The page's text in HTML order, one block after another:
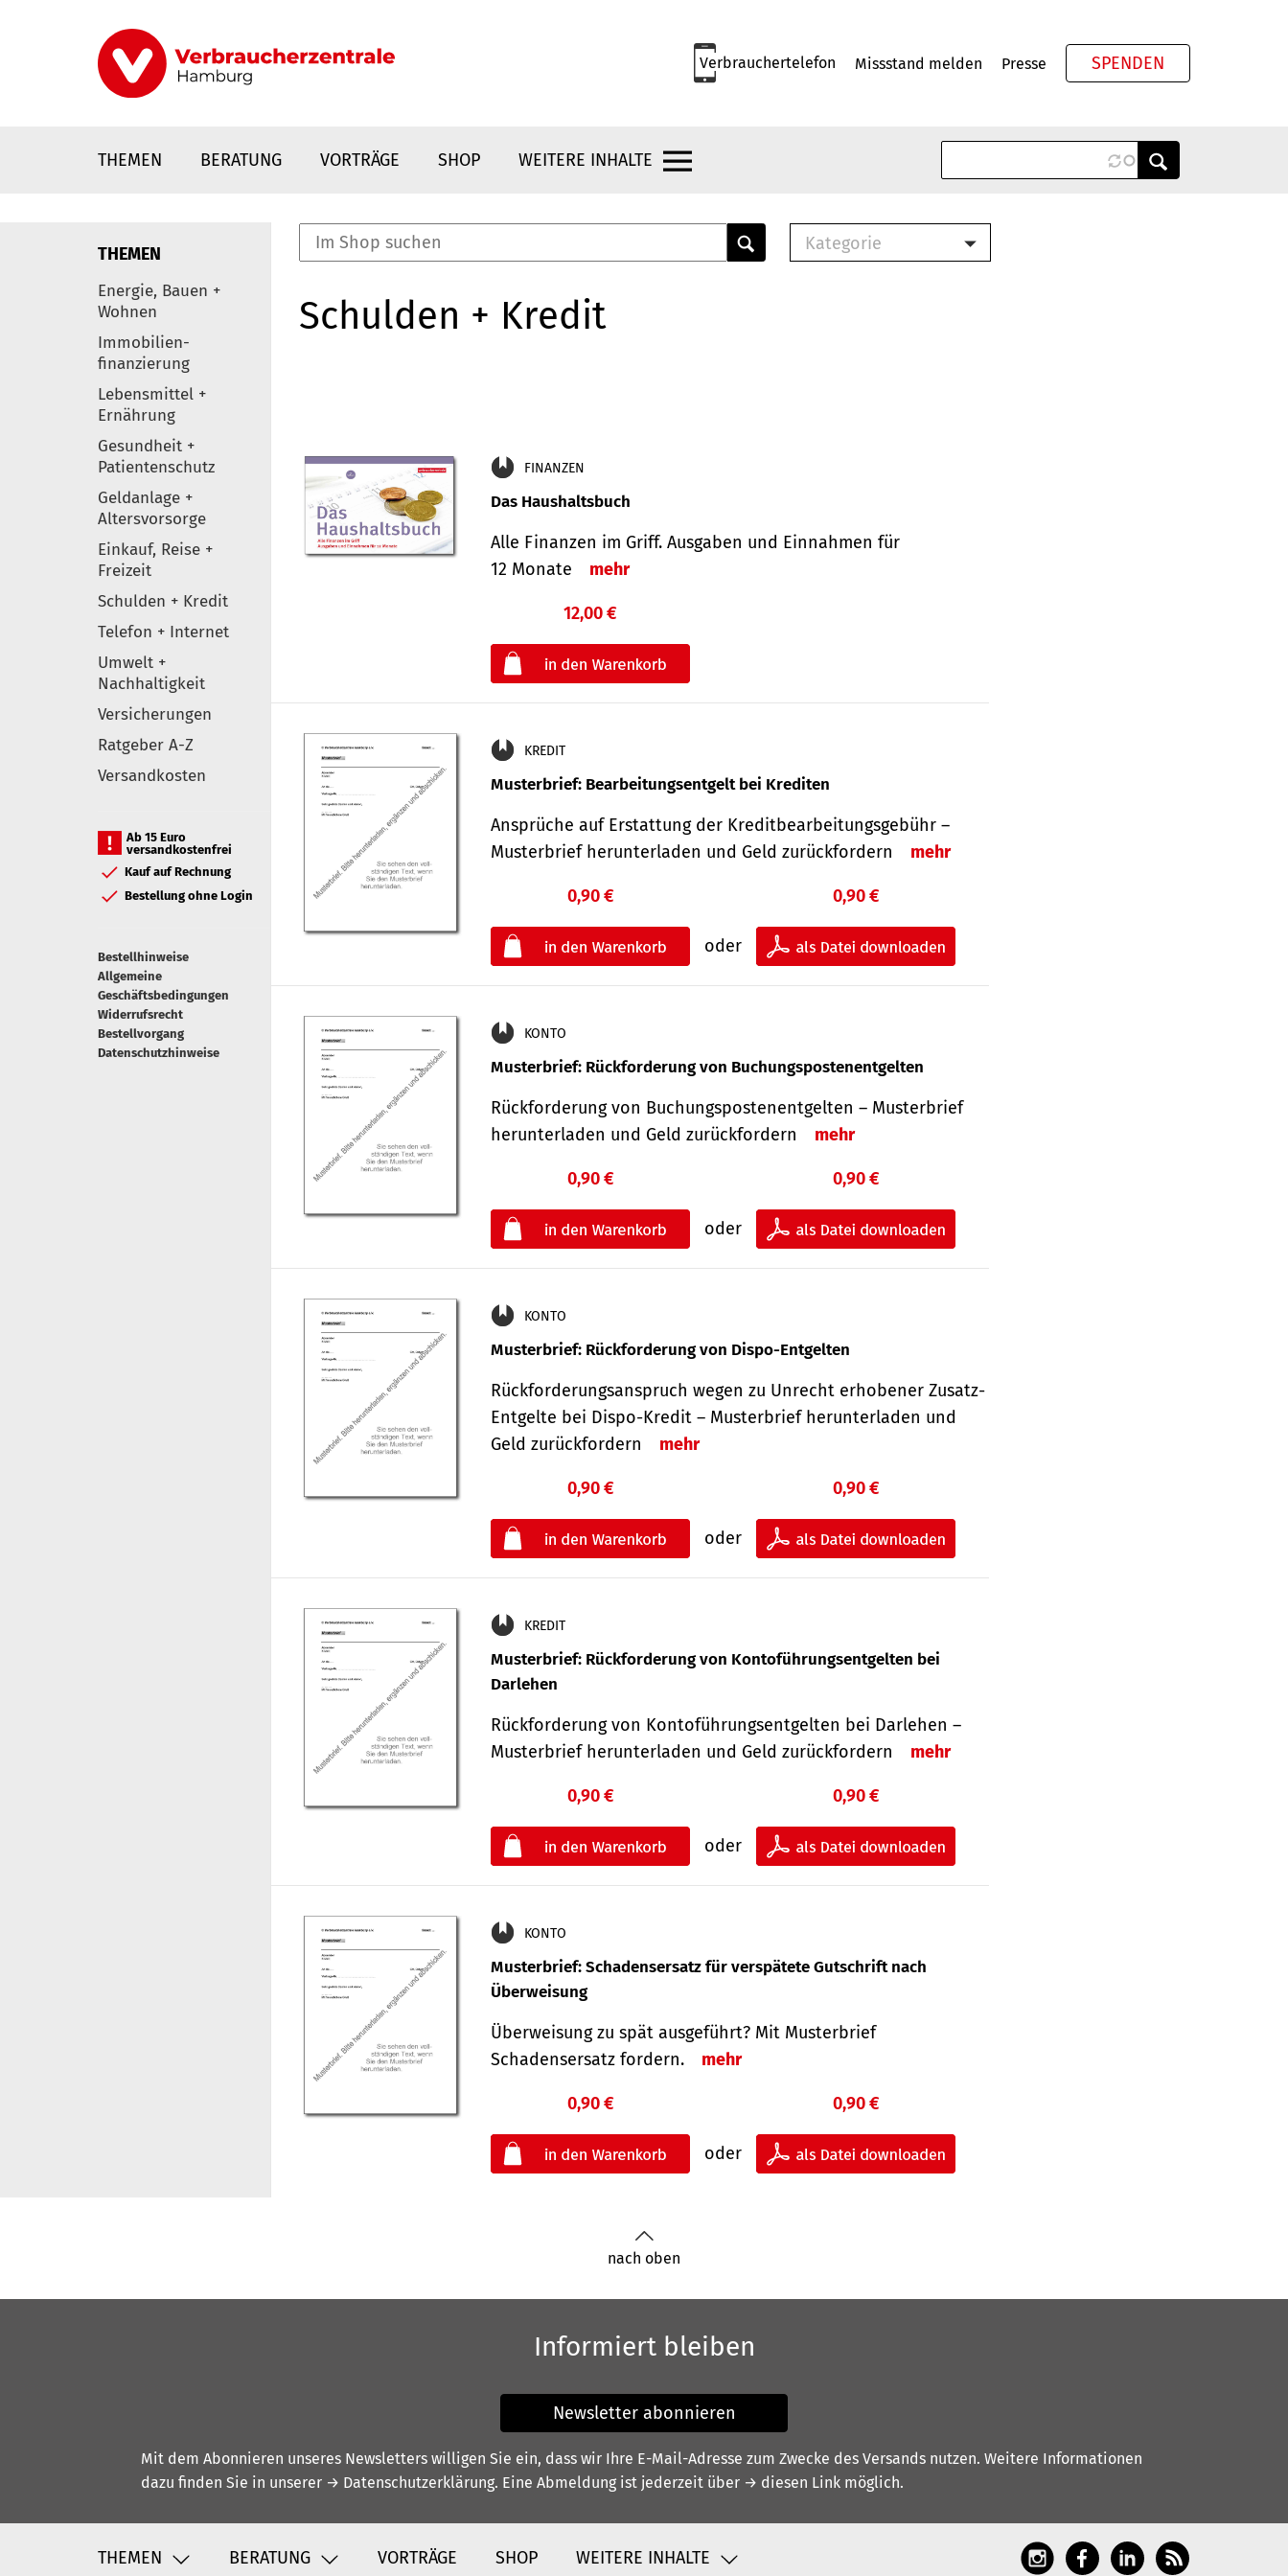
Verbrauchertelefon Missstand melden Presse SPENDEN
THEMEN BERATUNG VORTRÄGE SHOP WEITERE INHALTE
Elemente
THEMEN
Energie, Bauen +
Wohnen
Immobilien-
finanzierung
Lebensmittel +
Ernährung
Gesundheit +
Patientenschutz
Geldanlage +
Altersvorsorge
Einkauf, Reise +
Freizeit
Schulden + Kredit
Telefon + Internet
Umwelt +
Nachhaltigkeit
Versicherungen
Ratgeber A-Z
Versandkosten
Ab 15 Euro
versandkostenfrei
Kauf auf Rechnung
Bestellung ohne Login
Bestellhinweise
Allgemeine
Geschäftsbedingungen
Widerrufsrecht
Bestellvorgang
Datenschutzhinweise
Kategorie
Schulden + Kredit
FINANZEN
Das Haushaltsbuch
Alle Finanzen im Griff. Aus­gaben und Ein­nahmen für
12 Monate
mehr
12,00 €
KREDIT
Musterbrief: Bearbeitungsentgelt bei Krediten
Ansprüche auf Erstattung der Kreditbearbeitungsgebühr –
Musterbrief herunterladen und Geld zurückfordern
mehr
0,90 €
oder
0,90 €
KONTO
Musterbrief: Rückforderung von Buchungspostenentgelten
Rückforderung von Buchungspostenentgelten – Musterbrief
herunterladen und Geld zurückfordern
mehr
0,90 €
oder
0,90 €
KONTO
Musterbrief: Rückforderung von Dispo-Entgelten
Rückforderungsanspruch wegen zu Unrecht erhobener Zusatz-
Entgelte bei Dispo-Kredit – Musterbrief herunterladen und
Geld zurückfordern
mehr
0,90 €
oder
0,90 €
KREDIT
Musterbrief: Rückforderung von Kontoführungsentgelten bei
Darlehen
Rückforderung von Kontoführungsentgelten bei Darlehen –
Musterbrief herunterladen und Geld zurückfordern
mehr
0,90 €
oder
0,90 €
KONTO
Musterbrief: Schadensersatz für verspätete Gutschrift nach
Überweisung
Überweisung zu spät ausgeführt? Mit Musterbrief
Schadensersatz fordern.
mehr
0,90 €
oder
0,90 €
nach oben
Informiert bleiben
Newsletter abonnieren
Mit dem Abonnieren unseres Newsletters willigen Sie ein, dass wir Ihre E-Mail-Adresse zum Zwecke des Versands nutzen. Weitere Informationen
dazu finden Sie in unserer → Datenschutzerklärung. Eine Abmeldung ist jederzeit über → diesen Link möglich.
THEMEN BERATUNG VORTRÄGE SHOP WEITERE INHALTE